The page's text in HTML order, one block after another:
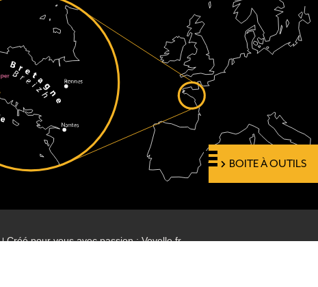
BOITE À OUTILS
Créé pour vous avec passion : Voyelle.fr